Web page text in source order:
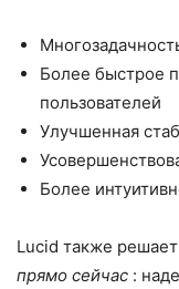
Более быстрое
пользователей
Улучшенная
Более
Lucid также
прямо сейчас :